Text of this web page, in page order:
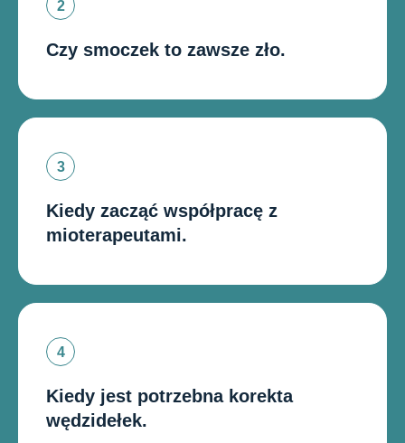
Czy smoczek to zawsze zło.
Kiedy zacząć współpracę z
mioterapeutami.
Kiedy jest potrzebna korekta
wędzidełek.